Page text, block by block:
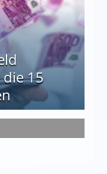
15